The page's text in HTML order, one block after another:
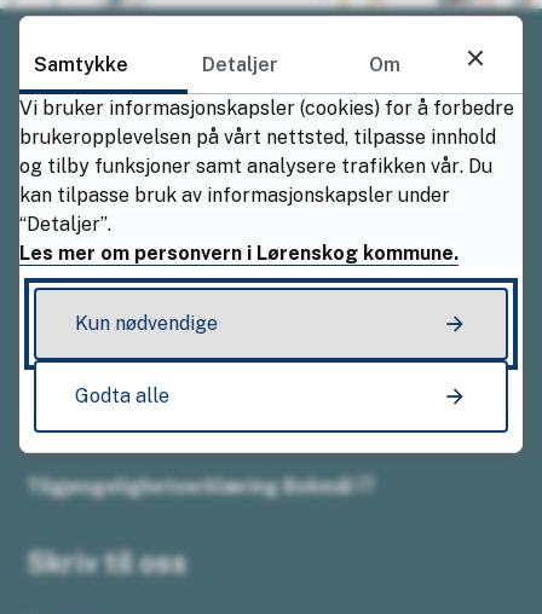
Ring oss
Sentralbordet
94 01 61 53
Åpningstider
Tilgjengelighetserklæring Bokmål
Skriv til oss
Samtykke Detaljer
Om
Vi bruker informasjonskapsler (cookies) for å forbedre
brukeropplevelsen på vårt nettsted, tilpasse innhold
og tilby funksjoner samt analysere trafikken vår. Du
kan tilpasse bruk av informasjonskapsler under
“Detaljer”.
Les mer om personvern i Lørenskog kommune.
Kun nødvendige
Godta alle